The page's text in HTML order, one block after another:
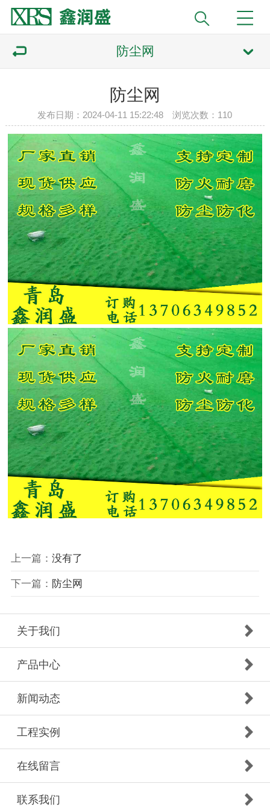
防尘网
防尘网
发布日期：2024-04-11 15:22:48 浏览次数： 110
上一篇： 没有了
下一篇： 防尘网
关于我们
产品中心
新闻动态
工程实例
在线留言
联系我们